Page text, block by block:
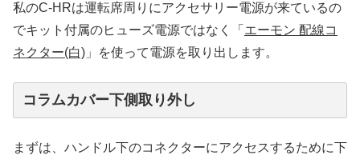
私のC-HRは運転席周りにアクセサリー電源が来ているの
でキット付属のヒューズ電源ではなく「 エーモン 配線コ
ネクター(白) 」を使って電源を取り出します。
コラムカバー下側取り外し
まずは、ハンドル下のコネクターにアクセスするために下